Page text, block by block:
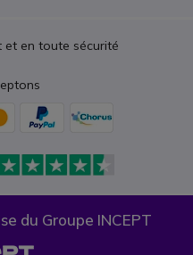
et en toute sécurité
du Groupe INCEPT